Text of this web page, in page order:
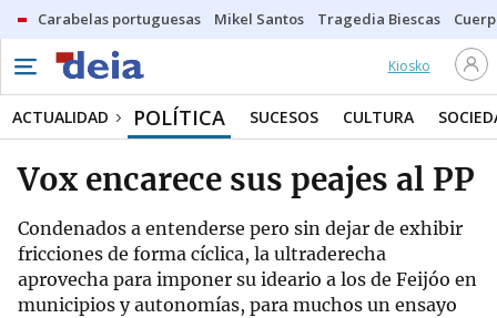
Carabelas portuguesas Mikel Santos Tragedia Biescas
Kiosko
ACTUALIDAD POLÍTICA SUCESOS CULTURA
Vox encarece sus peajes al PP
Condenados a entenderse pero sin dejar de exhibir
fricciones de forma cíclica, la ultraderecha
aprovecha para imponer su ideario a los de Feijóo en
municipios y autonomías, para muchos un ensayo